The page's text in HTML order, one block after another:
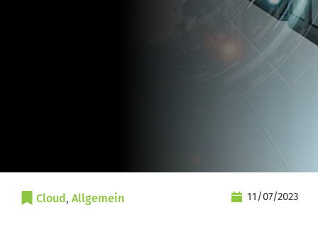
Cloud, Allgemein 11/07/2023